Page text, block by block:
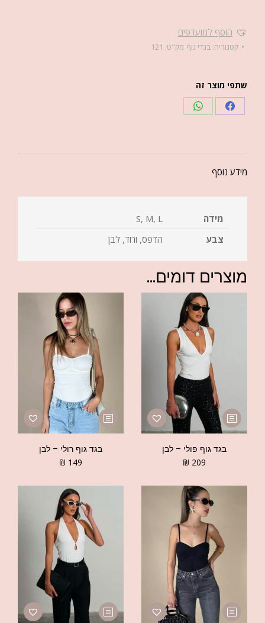
הוסף למועדפים
קטגוריה: בגדי גוף מק"ט: 121
שתפי מוצר זה
מידע נוסף
מידה
S, M, L
צבע
הדפס, ורוד, לבן
מוצרים דומים...
בגד גוף פולי – לבן
₪ 209
בגד גוף רולי – לבן
₪ 149